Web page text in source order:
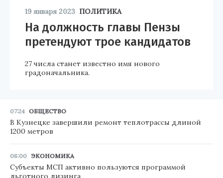
19 января 2023 ПОЛИТИКА
На должность главы Пензы
претендуют трое кандидатов
27 числа станет известно имя нового
градоначальника.
07:24 ОБЩЕСТВО
В Кузнецке завершили ремонт теплотрассы длиной
1200 метров
06:00 ЭКОНОМИКА
Субъекты МСП активно пользуются программой
льготного лизинга